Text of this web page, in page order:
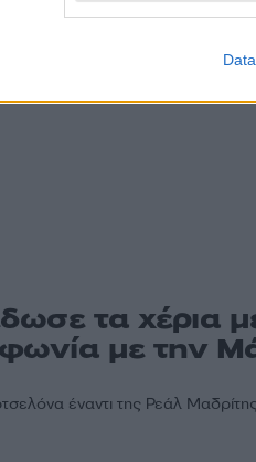
τα χέρια
με την
έναντι της Ρεάλ